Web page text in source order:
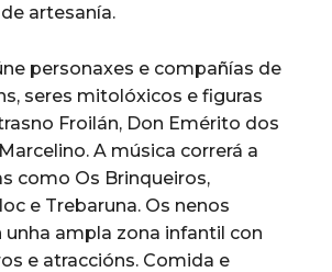
artesanía.
personaxes e compañías de
seres mitolóxicos e figuras
Froilán, Don Emérito dos
A música correrá a
como Os Brinqueiros,
e Trebaruna. Os nenos
unha ampla zona infantil con
e atraccións. Comida e